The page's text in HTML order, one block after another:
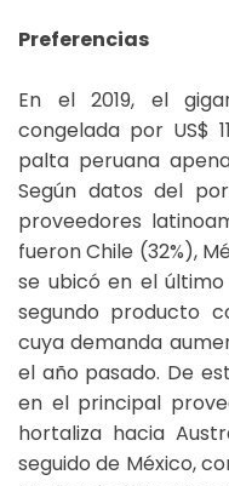
Preferencias
En el 2019, el
congelada por US$
palta peruana
Según datos del
proveedores
fueron Chile (32%),
se ubicó en el último
segundo producto
cuya demanda
el año pasado. De
en el principal
hortaliza hacia
seguido de México,